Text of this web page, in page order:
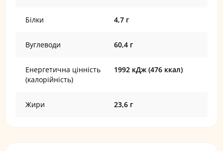
Білки 4,7 г
Вуглеводи 60,4 г
Енергетична цінність
(калорійність)
1992 кДж (476 ккал)
Жири 23,6 г